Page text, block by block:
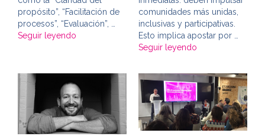
propósito”, “Facilitación de
procesos”, “Evaluación”, …
Seguir leyendo
comunidades más unidas,
inclusivas y participativas.
Esto implica apostar por …
Seguir leyendo